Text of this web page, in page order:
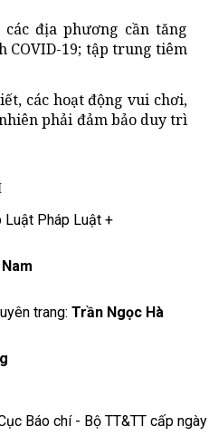
địa phương cần tăng
COVID-19; tập trung tiêm
các hoạt động vui chơi,
phải đảm bảo duy trì
Luật Pháp Luật +
trang: Trần Ngọc Hà
Báo chí - Bộ TT&TT cấp ngày